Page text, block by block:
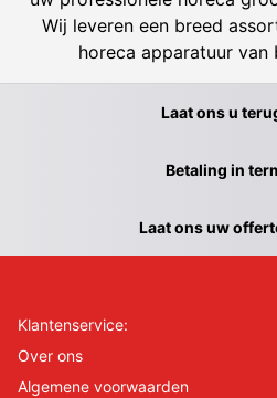
Wij leveren een breed
horeca apparatuur van
Laat ons u
Betaling in
Laat ons uw
Klantenservice:
Over ons
Algemene voorwaarden